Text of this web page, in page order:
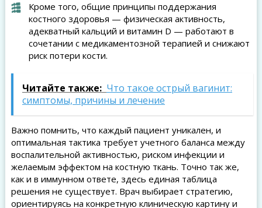
Кроме того, общие принципы поддержания
костного здоровья — физическая активность,
адекватный кальций и витамин D — работают в
сочетании с медикаментозной терапией и снижают
риск потери кости.
Читайте также: Что такое острый вагинит:
симптомы, причины и лечение
Важно помнить, что каждый пациент уникален, и
оптимальная тактика требует учетного баланса между
воспалительной активностью, риском инфекции и
желаемым эффектом на костную ткань. Точно так же,
как и в иммунном ответе, здесь единая таблица
решения не существует. Врач выбирает стратегию,
ориентируясь на конкретную клиническую картину и